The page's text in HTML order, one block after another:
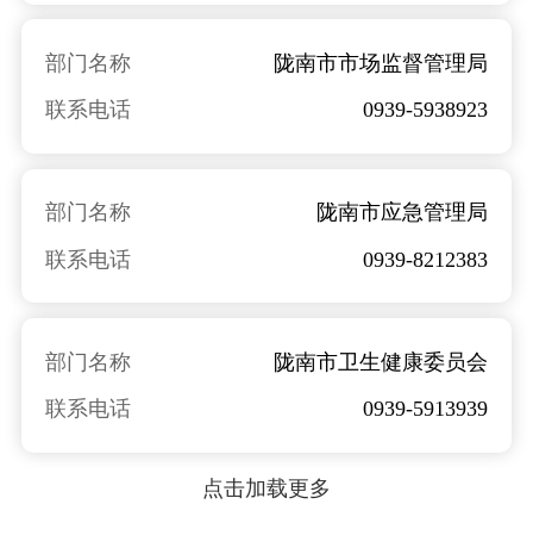
部门名称
陇南市市场监督管理局
联系电话
0939-5938923
部门名称
陇南市应急管理局
联系电话
0939-8212383
部门名称
陇南市卫生健康委员会
联系电话
0939-5913939
点击加载更多